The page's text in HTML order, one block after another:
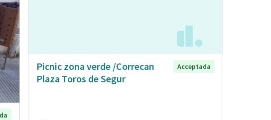
Picnic zona verde /Correcan
Plaza Toros de Segur
Acceptada